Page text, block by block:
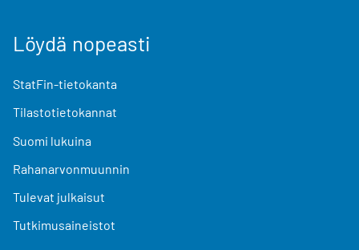
Löydä nopeasti
StatFin-tietokanta
Tilastotietokannat
Suomi lukuina
Rahanarvonmuunnin
Tulevat julkaisut
Tutkimusaineistot